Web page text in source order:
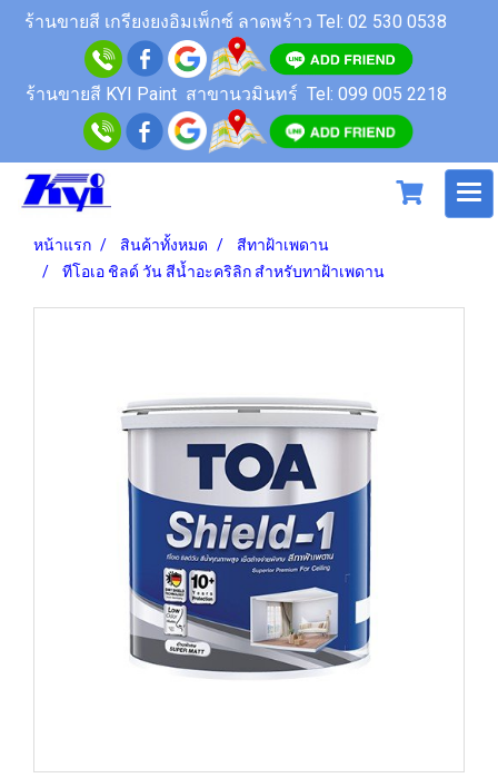
ร้านขายสี เกรียงยงอิมเพ็กซ์ ลาดพร้าว Tel: 02 530 0538
ร้านขายสี KYI Paint สาขานวมินทร์ Tel: 099 005 2218
หน้าแรก สินค้าทั้งหมด
สีทาฝ้าเพดาน
ทีโอเอ ชิลด์ วัน สีน้ำอะคริลิก สำหรับทาฝ้าเพดาน